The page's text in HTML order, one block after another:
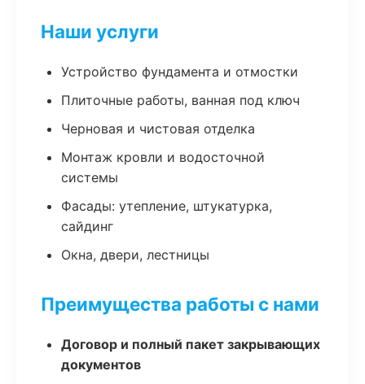
Наши услуги
Устройство фундамента и отмостки
Плиточные работы, ванная под ключ
Черновая и чистовая отделка
Монтаж кровли и водосточной
системы
Фасады: утепление, штукатурка,
сайдинг
Окна, двери, лестницы
Преимущества работы с нами
Договор и полный пакет закрывающих
документов